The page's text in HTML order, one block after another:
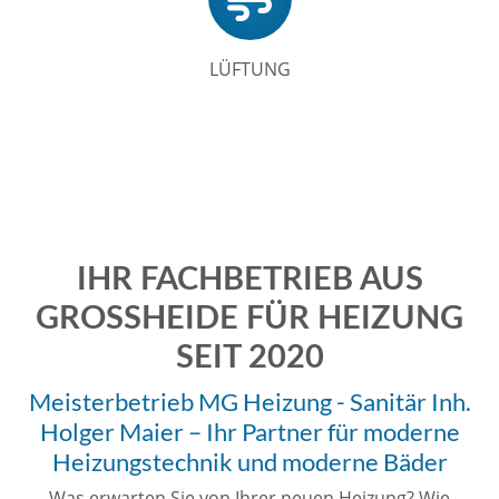
LÜFTUNG
IHR FACHBETRIEB AUS
GROSSHEIDE FÜR HEIZUNG
SEIT 2020
Meisterbetrieb MG Heizung - Sanitär Inh.
Holger Maier – Ihr Partner für moderne
Heizungstechnik und moderne Bäder